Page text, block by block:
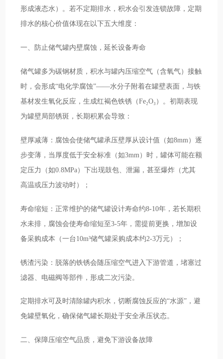
形成液态水）。若不定期排水，积水会引发连锁故障，定期
排水的核心价值体现在以下五大维度：
一、防止储气罐内壁腐蚀，延长设备寿命
储气罐多为碳钢材质，积水与罐内压缩空气（含氧气）接触
时，会形成“电化学腐蚀”——水分子附着在罐壁表面，与铁
基材发生氧化反应，生成红褐色铁锈（Fe₂O₃）。初期表现
为罐壁局部锈斑，长期积累会导致：
壁厚减薄：腐蚀会使储气罐承压壁厚从设计值（如8mm）逐
步变薄，当厚度低于安全标准（如3mm）时，罐体可能在额
定压力（如0.8MPa）下出现鼓包、泄漏，甚至爆炸（尤其
高温或压力波动时）；
寿命缩短：正常维护的储气罐设计寿命约8-10年，若长期积
水未排，腐蚀会使寿命缩短至3-5年，需提前更换，增加设
备采购成本（一台10m³储气罐采购成本约2-3万元）；
锈渣污染：脱落的铁锈会随压缩空气进入下游管道，堵塞过
滤器、电磁阀等部件，形成二次污染。
定期排水可及时清除罐内积水，切断腐蚀反应的“水源”，避
免罐壁氧化，确保储气罐长期处于安全承压状态。
二、保障压缩空气品质，避免下游设备故障